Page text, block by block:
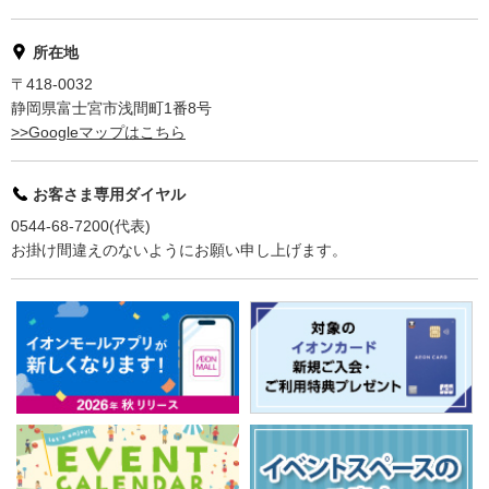
所在地
〒418-0032
静岡県富士宮市浅間町1番8号
>>Googleマップはこちら
お客さま専用ダイヤル
0544-68-7200(代表)
お掛け間違えのないようにお願い申し上げます。